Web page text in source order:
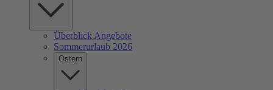
Überblick Angebote
Sommerurlaub 2026
Ostern